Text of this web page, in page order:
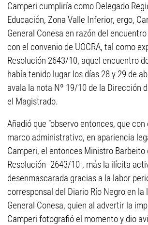
Camperi cumpliría como Delegado
Educación, Zona Valle Inferior, ergo,
General Conesa en razón del
con el convenio de UOCRA, tal como
Resolución 2643/10, aquel encuentro
había tenido lugar los días 28 y 29 de
avala la nota Nº 19/10 de la Dirección
el Magistrado.
Añadió que “observo entonces, que
marco administrativo, en apariencia
Camperi, el entonces Ministro Barbeito
Resolución -2643/10-, más la ilícita
desenmascarada gracias a la labor
corresponsal del Diario Río Negro en la
General Conesa, quien al advertir la
Camperi fotografió el momento y dio